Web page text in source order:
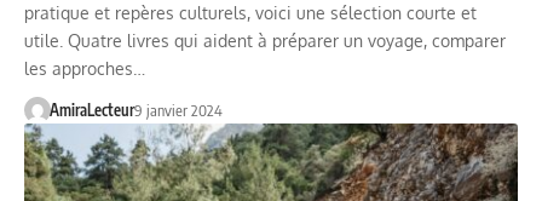
pratique et repères culturels, voici une sélection courte et
utile. Quatre livres qui aident à préparer un voyage, comparer
les approches…
AmiraLecteur9 janvier 2024